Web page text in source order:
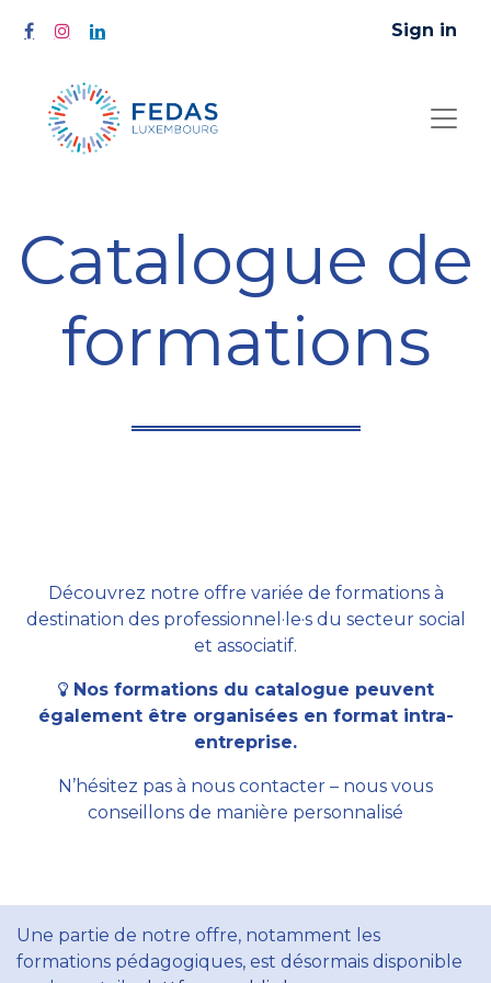
Sign in
Catalogue de
formations
Découvrez notre offre variée de formations à
destination des professionnel·le·s du secteur social
et associatif.
Nos formations du catalogue peuvent
également être organisées en format intra-
entreprise.
N’hésitez pas à nous contacter – nous vous
conseillons de manière personnalisé
Une partie de notre offre, notamment les
formations pédagogiques, est désormais disponible